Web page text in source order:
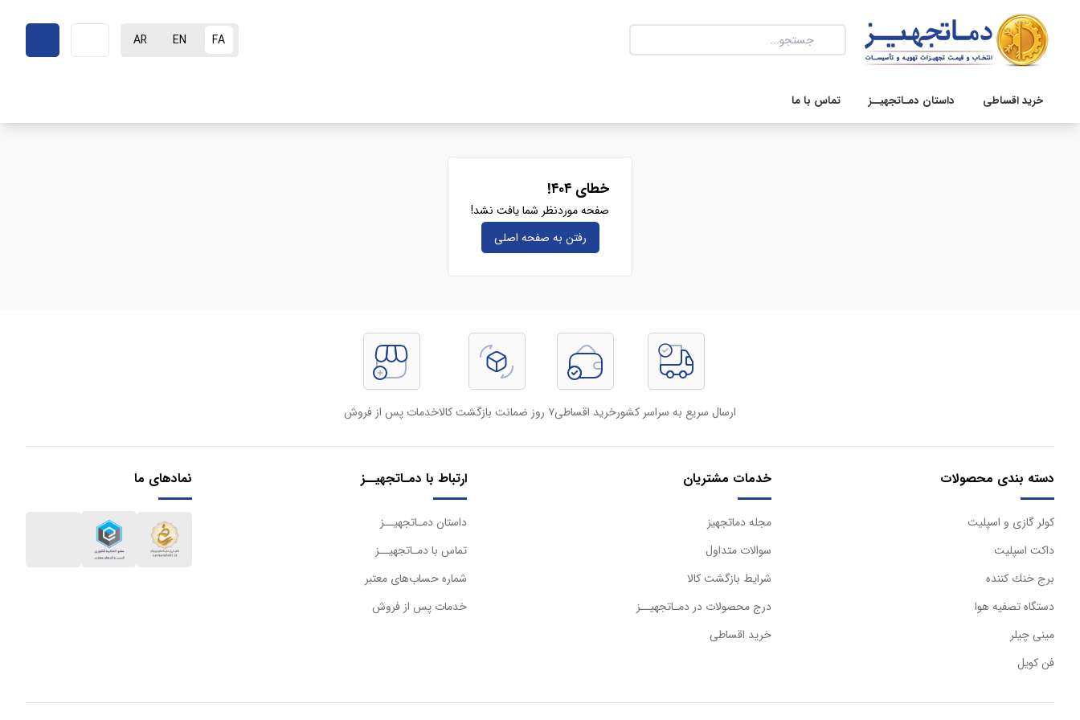
FA
EN
AR
خرید اقساطی داستان دمـاتجهیــز تماس با ما
خطای ۴۰۴!
صفحه موردنظر شما یافت نشد!
رفتن به صفحه‌ اصلی
ارسال سریع به سراسر کشورخرید اقساطی۷ روز ضمانت بازگشت کالا خدمات پس از فروش
دسته بندی محصولات
كولر گازی و اسپليت
داكت اسپليت
برج خنك كننده
دستگاه تصفيه هوا
مینی چیلر
فن کویل
خدمات مشتریان
مجله دماتجهیز
سوالات متداول
شرایط بازگشت کالا
درج محصولات در دمـاتجهیــز
خرید اقساطی
ارتباط با دمـاتجهیــز
داستان دمـاتجهیــز
تماس با دمـاتجهیــز
شماره حساب‌های معتبر
خدمات پس از فروش
نمادهای ما